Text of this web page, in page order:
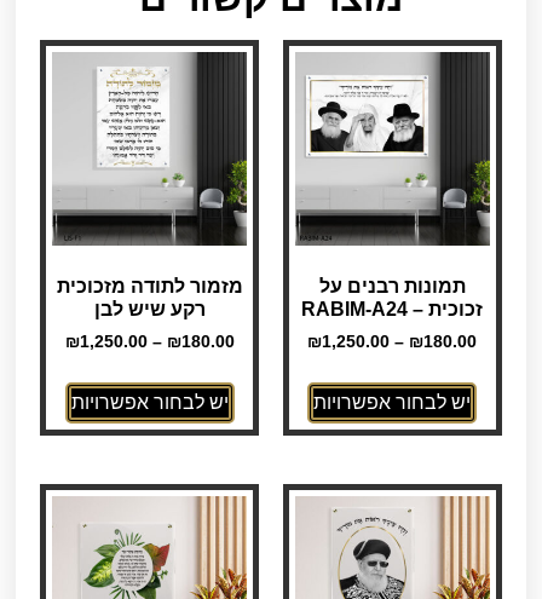
תמונות רבנים על
זכוכית – RABIM-A24
₪180.00
–
₪1,250.00
יש לבחור אפשרויות
מזמור לתודה מזכוכית
רקע שיש לבן
₪180.00
–
₪1,250.00
יש לבחור אפשרויות